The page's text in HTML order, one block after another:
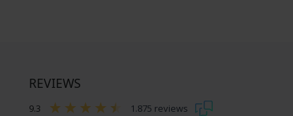
REVIEWS
9.3 1.875 reviews